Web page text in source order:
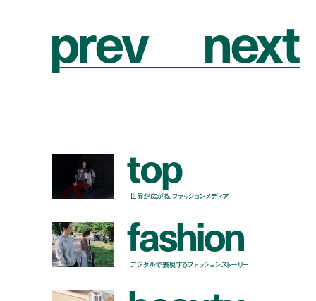
prev next
top
世界が広がる、ファッションメディア
fashion
デジタルで表現するファッションストーリー